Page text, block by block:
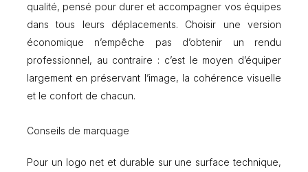
qualité, pensé pour durer et accompagner vos équipes
dans tous leurs déplacements. Choisir une version
économique n’empêche pas d’obtenir un rendu
professionnel, au contraire : c’est le moyen d’équiper
largement en préservant l’image, la cohérence visuelle
et le confort de chacun.
Conseils de marquage
Pour un logo net et durable sur une surface technique,